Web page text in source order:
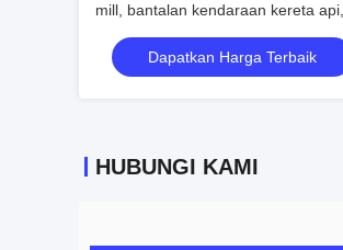
mill, bantalan kendaraan kereta api,
bantalan reduksi, bantalan mesin
kertas, bantalan roller bola
Dapatkan Harga Terbaik
HUBUNGI KAMI